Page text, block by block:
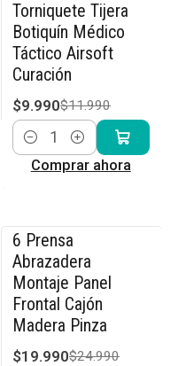
-17% OFF
Torniquete Tijera
Botiquín Médico
Táctico Airsoft
Curación
$9.990$11.990
Cantidad
Comprar ahora
-20% OFF
6 Prensa
Abrazadera
Montaje Panel
Frontal Cajón
Madera Pinza
$19.990$24.990